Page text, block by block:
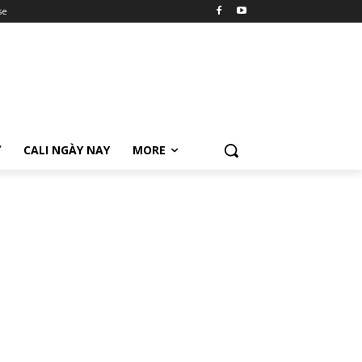
CALI NGÀY NAY MORE